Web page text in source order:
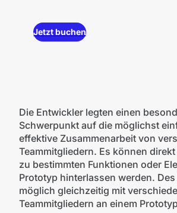
Jetzt buchen
Die Entwickler legten einen
Schwerpunkt auf die möglichst
effektive Zusammenarbeit von
Teammitgliedern. Es können
zu bestimmten Funktionen oder
Prototyp hinterlassen werden.
möglich gleichzeitig mit
Teammitgliedern an einem